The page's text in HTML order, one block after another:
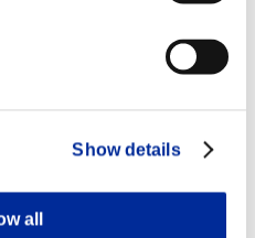
Show details
all